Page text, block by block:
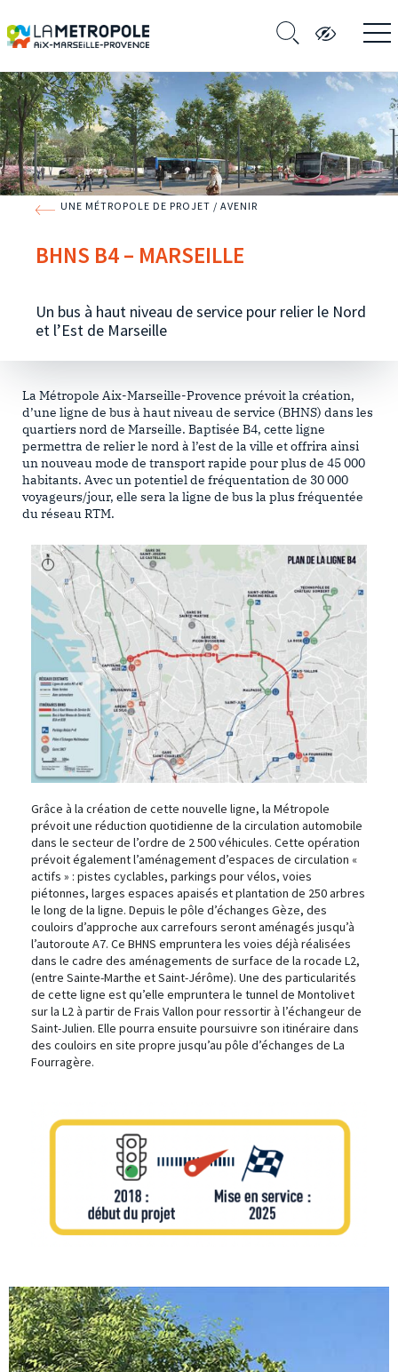
UNE MÉTROPOLE DE PROJET / AVENIR
BHNS B4 – MARSEILLE
Un bus à haut niveau de service pour relier le Nord
et l’Est de Marseille
La Métropole Aix-Marseille-Provence prévoit la création,
d’une ligne de bus à haut niveau de service (BHNS) dans les
quartiers nord de Marseille. Baptisée B4, cette ligne
permettra de relier le nord à l’est de la ville et offrira ainsi
un nouveau mode de transport rapide pour plus de 45 000
habitants. Avec un potentiel de fréquentation de 30 000
voyageurs/jour, elle sera la ligne de bus la plus fréquentée
du réseau RTM.
Grâce à la création de cette nouvelle ligne, la Métropole
prévoit une réduction quotidienne de la circulation automobile
dans le secteur de l’ordre de 2 500 véhicules. Cette opération
prévoit également l’aménagement d’espaces de circulation «
actifs » : pistes cyclables, parkings pour vélos, voies
piétonnes, larges espaces apaisés et plantation de 250 arbres
le long de la ligne. Depuis le pôle d’échanges Gèze, des
couloirs d’approche aux carrefours seront aménagés jusqu’à
l’autoroute A7. Ce BHNS empruntera les voies déjà réalisées
dans le cadre des aménagements de surface de la rocade L2,
(entre Sainte-Marthe et Saint-Jérôme). Une des particularités
de cette ligne est qu’elle empruntera le tunnel de Montolivet
sur la L2 à partir de Frais Vallon pour ressortir à l’échangeur de
Saint-Julien. Elle pourra ensuite poursuivre son itinéraire dans
des couloirs en site propre jusqu’au pôle d’échanges de La
Fourragère.